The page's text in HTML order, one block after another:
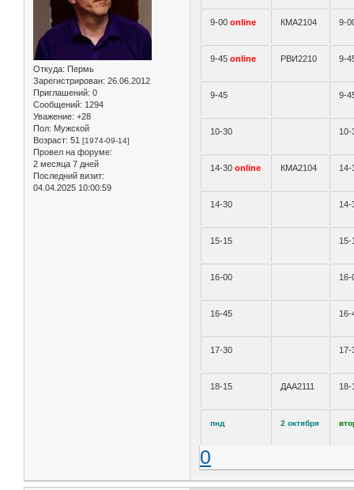
Откуда: Пермь
Зарегистрирован: 26.06.2012
Приглашений: 0
Сообщений: 1294
Уважение: +28
Пол: Мужской
Возраст: 51 [1974-09-14]
Провел на форуме:
2 месяца 7 дней
Последний визит:
04.04.2025 10:00:59
9-00online КМА2104 9-
9-45online РВИ2210 9-
9-45 9-
10-30 10-
14-30online КМА2104
14-30 14-
15-15 15-
16-00 16-
16-45 16-
17-30 17-
18-15 ДАА2111 18-
пнд 2 октября
0